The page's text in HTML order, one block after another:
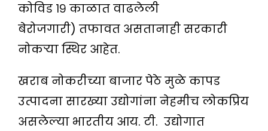
कोविड १९ काळात वाढलेली
बेरोजगारी) तफावत असतानाही सरकारी
नोकऱ्या स्थिर आहेत.
खराब नोकरीच्या बाजार पेठे मुळे कापड
उत्पादना सारख्या उद्योगांना नेहमीच लोकप्रिय
असलेल्या भारतीय आय. टी. उद्योगात